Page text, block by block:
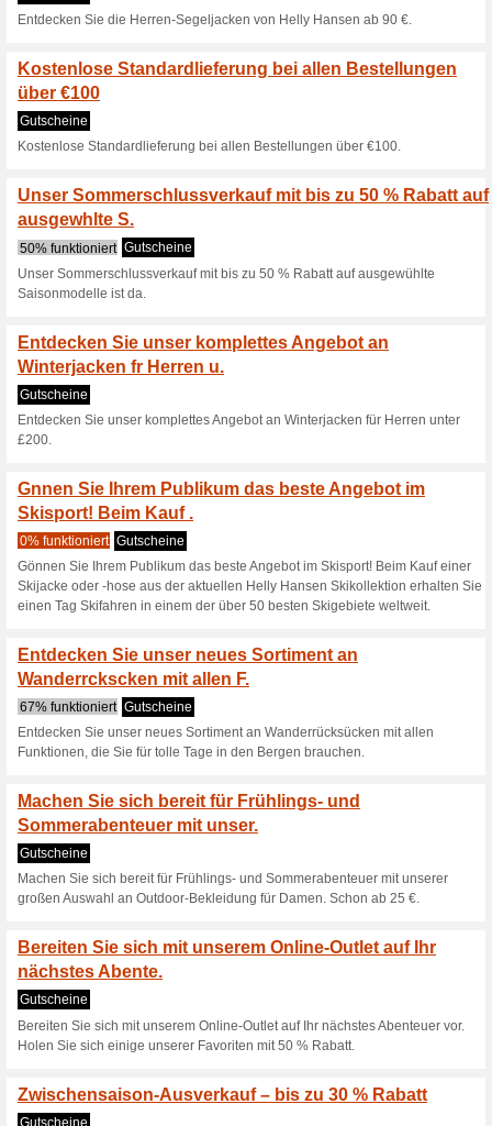
Entdecken Sie die
Damen
Entdecken Sie die ultimative
Bis zu 50 % Rabatt
Gutscheine
Bis zu 50 % Rabatt bei
Ab 42 € erhalten Sie
Damen, ideal .
Gutscheine
Ab 42 € erhalten Sie eine
Warmhalten im Freien.
Genießen Sie die
90 €
Gutscheine